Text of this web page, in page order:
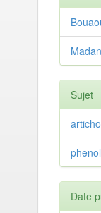
Sujet
Date